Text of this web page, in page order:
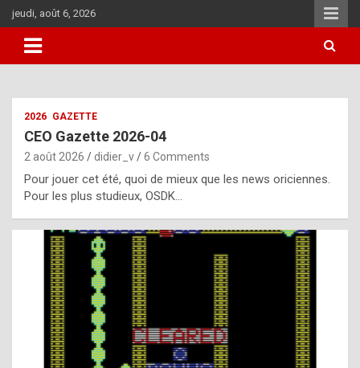
Skip
to
content
jeudi, août 6, 2026
i
u
l
y
d
2026 GAZETTE
CEO Gazette 2026-04
2 août 2026 didier_v 6 Comments
Pour jouer cet été, quoi de mieux que les news oriciennes.
Pour les plus studieux, OSDK…